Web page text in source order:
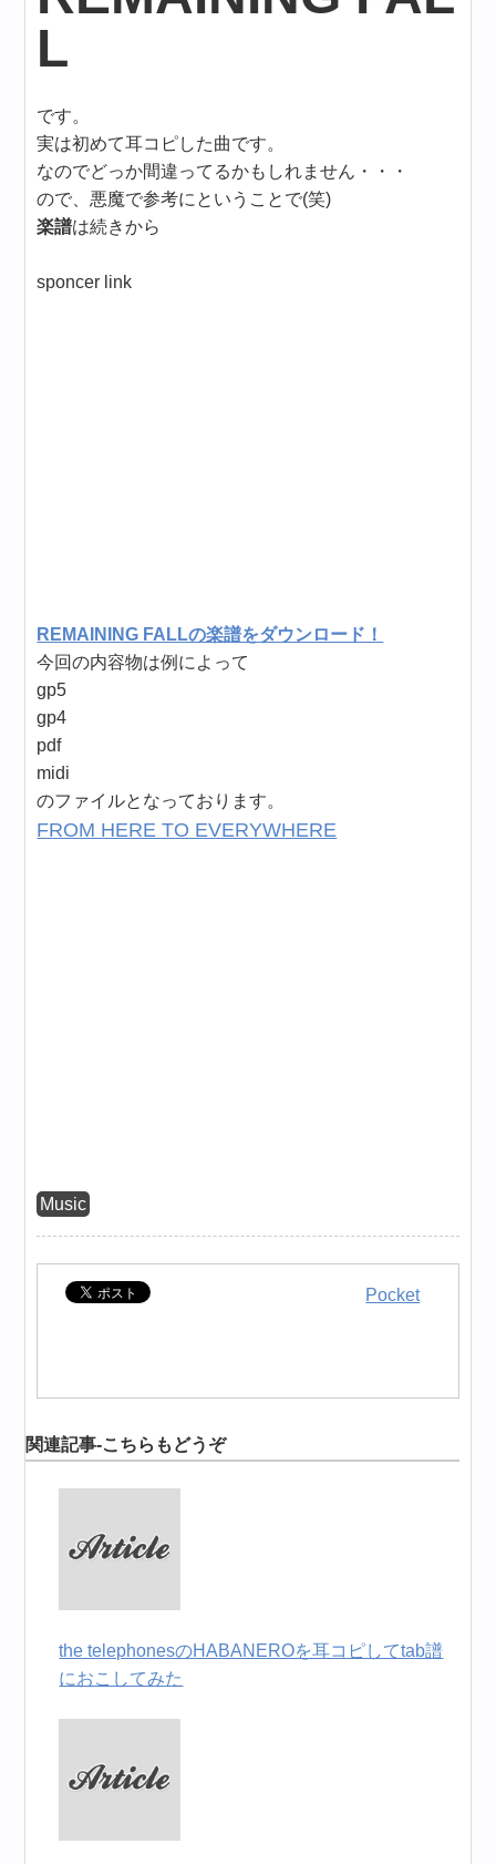
L
です。
実は初めて耳コピした曲です。
なのでどっか間違ってるかもしれません・・・
ので、悪魔で参考にということで(笑)
楽譜は続きから
sponcer link
REMAINING FALLの楽譜をダウンロード！
今回の内容物は例によって
gp5
gp4
pdf
midi
のファイルとなっております。
FROM HERE TO EVERYWHERE
Music
Pocket
関連記事-こちらもどうぞ
the telephonesのHABANEROを耳コピしてtab譜
におこしてみた